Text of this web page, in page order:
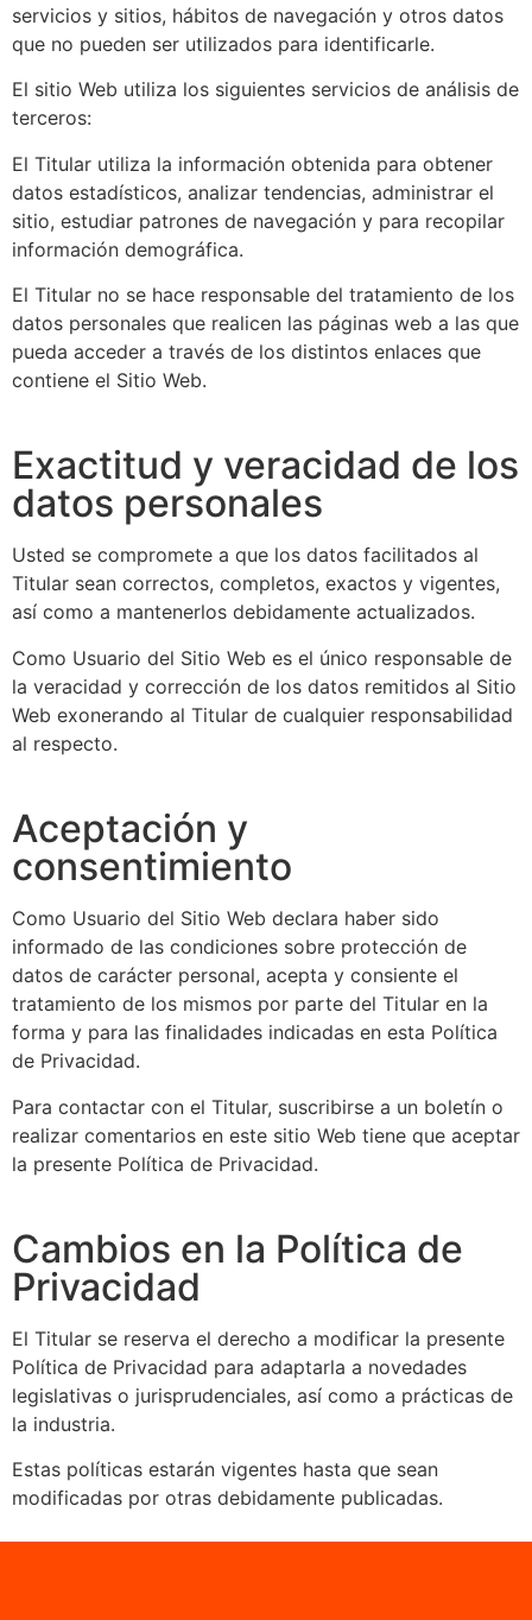
servicios y sitios, hábitos de navegación y otros datos
que no pueden ser utilizados para identificarle.
El sitio Web utiliza los siguientes servicios de análisis de
terceros:
El Titular utiliza la información obtenida para obtener
datos estadísticos, analizar tendencias, administrar el
sitio, estudiar patrones de navegación y para recopilar
información demográfica.
El Titular no se hace responsable del tratamiento de los
datos personales que realicen las páginas web a las que
pueda acceder a través de los distintos enlaces que
contiene el Sitio Web.
Exactitud y veracidad de los
datos personales
Usted se compromete a que los datos facilitados al
Titular sean correctos, completos, exactos y vigentes,
así como a mantenerlos debidamente actualizados.
Como Usuario del Sitio Web es el único responsable de
la veracidad y corrección de los datos remitidos al Sitio
Web exonerando al Titular de cualquier responsabilidad
al respecto.
Aceptación y
consentimiento
Como Usuario del Sitio Web declara haber sido
informado de las condiciones sobre protección de
datos de carácter personal, acepta y consiente el
tratamiento de los mismos por parte del Titular en la
forma y para las finalidades indicadas en esta Política
de Privacidad.
Para contactar con el Titular, suscribirse a un boletín o
realizar comentarios en este sitio Web tiene que aceptar
la presente Política de Privacidad.
Cambios en la Política de
Privacidad
El Titular se reserva el derecho a modificar la presente
Política de Privacidad para adaptarla a novedades
legislativas o jurisprudenciales, así como a prácticas de
la industria.
Estas políticas estarán vigentes hasta que sean
modificadas por otras debidamente publicadas.